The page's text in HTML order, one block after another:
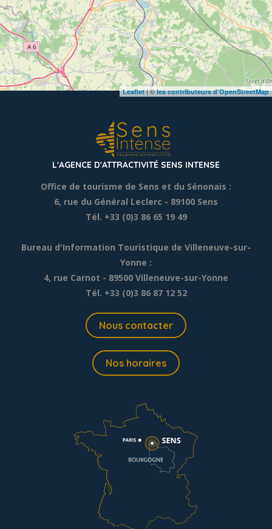
Leaflet| ©les contributeurs d’OpenStreetMap
L'AGENCE D'ATTRACTIVITÉ SENS INTENSE
Office de tourisme de Sens et du Sénonais :
6, rue du Général Leclerc - 89100 Sens
Tél. +33 (0)3 86 65 19 49
Bureau d'Information Touristique de Villeneuve-sur-
Yonne :
4, rue Carnot - 89500 Villeneuve-sur-Yonne
Tél. +33 (0)3 86 87 12 52
Nous contacter
Nos horaires